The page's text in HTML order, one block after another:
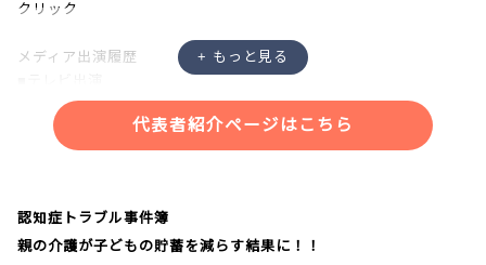
クリック
メディア出演履歴
・NHK「あさイチ」
・NHK「クローズアップ現代プラス」
・NHK「ニュースウォッチ９」
代表者紹介ページはこちら
認知症トラブル事件簿
親の介護が子どもの貯蓄を減らす結果に！！